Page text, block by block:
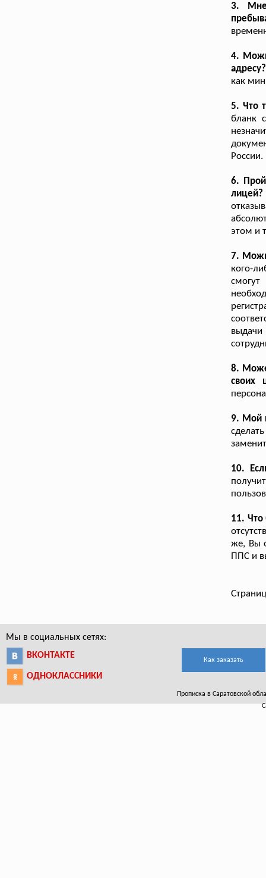
3. Мне
4.
адресу?
как
5. Что
бланк
России.
6.
лицей?
этом и
7.
кого-
8.
своих
9. Мой
10.
11. Что
же, Вы
ППС и
Мы в социальных сетях:
ВКОНТАКТЕ
ОДНОКЛАССНИКИ
Как заказать
Прописка в Саратовской